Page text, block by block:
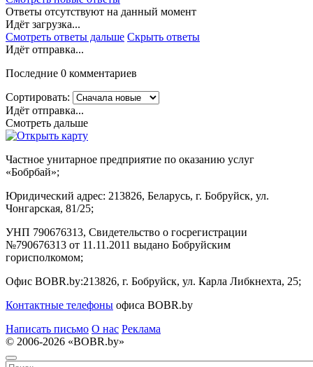
Ответы отсутствуют на данный момент
Идёт загрузка...
Смотреть ответы дальше Скрыть ответы
Идёт отправка...
Последние 0 комментариев
Сортировать:
Идёт отправка...
Смотреть дальше
Частное унитарное предприятие по оказанию услуг
«Бобрбай»;
Юридический адрес: 213826, Беларусь, г. Бобруйск, ул.
Чонгарская, 81/25;
УНП 790676313, Свидетельство о госрегистрации
№790676313 от 11.11.2011 выдано Бобруйским
горисполкомом;
Офис BOBR.by:213826, г. Бобруйск, ул. Карла Либкнехта, 25;
Контактные телефоны офиса BOBR.by
Написать письмо О нас Реклама
© 2006-2026 «BOBR.by»